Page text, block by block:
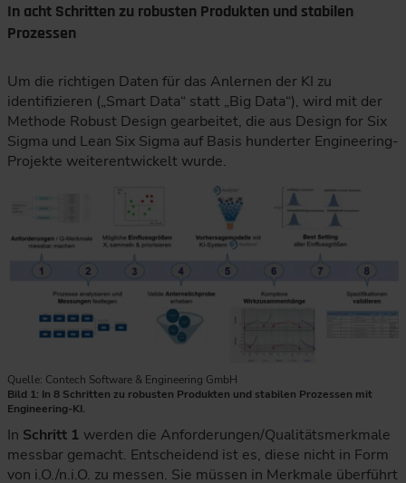
Quelle: Contech Software & Engineering GmbH
Bild 1: In 8 Schritten zu robusten Produkten und stabilen Prozessen mit
Engineering-KI.
Die Prozessgrafik zeigt den achtstufigen Weg von
In acht Schritten zu robusten Produkten und stabilen
Prozessen
Um die richtigen Daten für das Anlernen der KI zu
identifizieren („Smart Data“ statt „Big Data“), wird mit der
Methode Robust Design gearbeitet, die aus Design for Six
Sigma und Lean Six Sigma auf Basis hunderter Engineering-
Projekte weiterentwickelt wurde.
In Schritt 1 werden die Anforderungen/Qualitätsmerkmale
messbar gemacht. Entscheidend ist es, diese nicht in Form
von i.O./n.i.O. zu messen. Sie müssen in Merkmale überführt